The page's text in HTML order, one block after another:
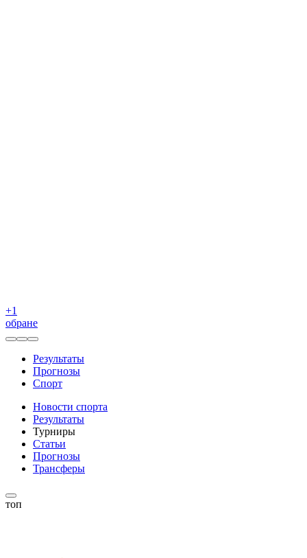
+1
обране
Результаты
Прогнозы
Спорт
Новости спорта
Результаты
Турниры
Статьи
Прогнозы
Трансферы
топ